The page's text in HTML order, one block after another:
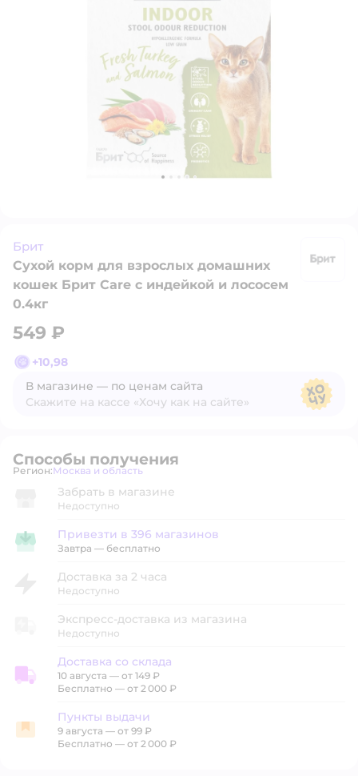
Брит
Сухой корм для взрослых домашних
кошек Брит Care с индейкой и лососем
0.4кг
549 ₽
+10,98
В магазине — по ценам сайта
Скажите на кассе «Хочу как на сайте»
Способы получения
Регион: Выбор адреса доставки.
Москва и область
Забрать в магазине
Недоступно
Привезти в магазин
Привезти в 396 магазинов
Завтра — бесплатно
Доставка за 2 часа
Недоступно
Экспресс-доставка из магазина
Недоступно
Доставка со склада
Доставка со склада
10 августа — от 149 ₽
Бесплатно — от 2 000 ₽
Пункты выдачи
Пункты выдачи
9 августа — от 99 ₽
Бесплатно — от 2 000 ₽